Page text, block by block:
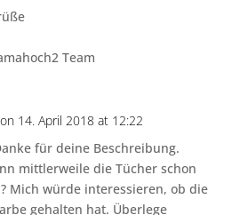
Team
on 14. April 2018 at 12:22
für deine Beschreibung.
mittlerweile die Tücher schon
Mich würde interessieren, ob die
gehalten hat. Überlege